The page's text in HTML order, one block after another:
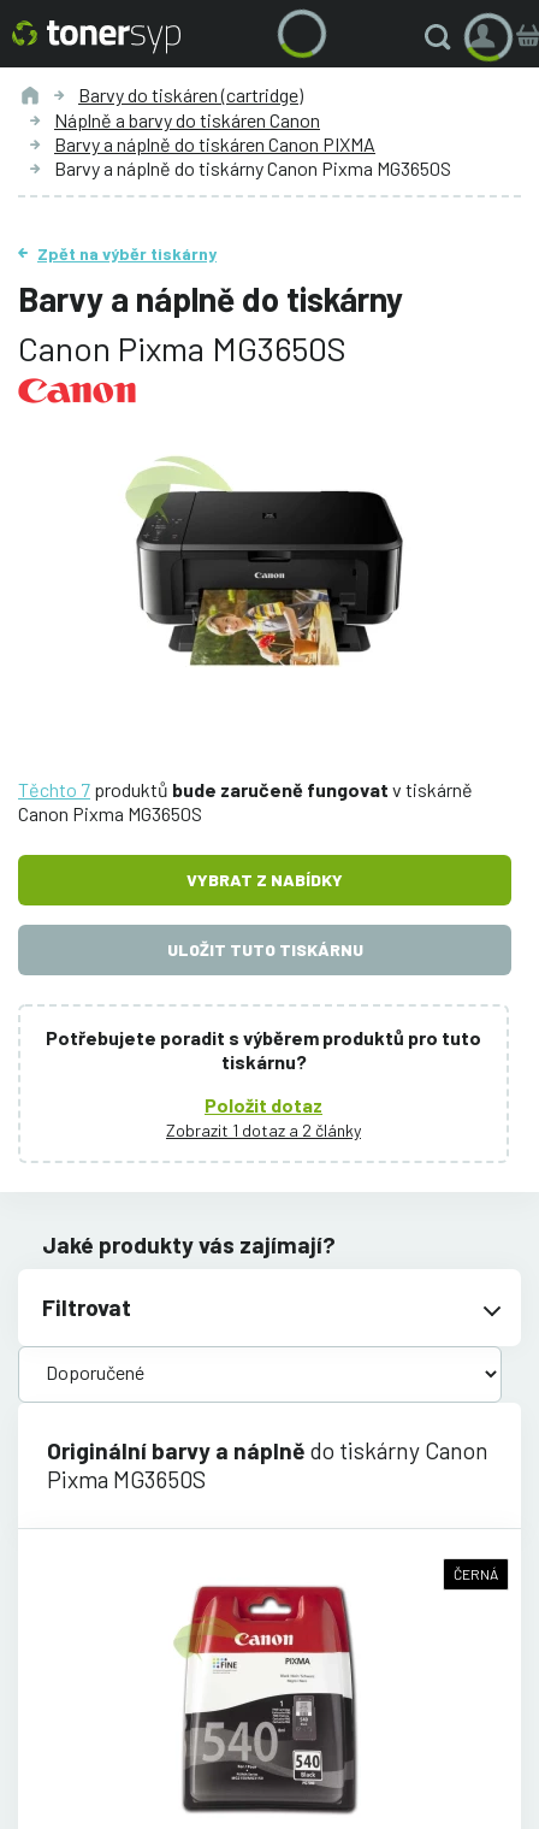
Barvy do tiskáren (cartridge)
Náplně a barvy do tiskáren Canon
Barvy a náplně do tiskáren Canon PIXMA
Barvy a náplně do tiskárny Canon Pixma MG3650S
Zpět na výběr tiskárny
Barvy a náplně do tiskárny
Canon Pixma MG3650S
Těchto 7 produktů bude zaručeně fungovat v tiskárně
Canon Pixma MG3650S
VYBRAT Z NABÍDKY
ULOŽIT TUTO TISKÁRNU
Potřebujete poradit s výběrem produktů pro tuto
tiskárnu?
Položit dotaz
Zobrazit 1 dotaz a 2 články
Jaké produkty vás zajímají?
Filtrovat
Originální barvy a náplně do tiskárny Canon
Pixma MG3650S
ČERNÁ